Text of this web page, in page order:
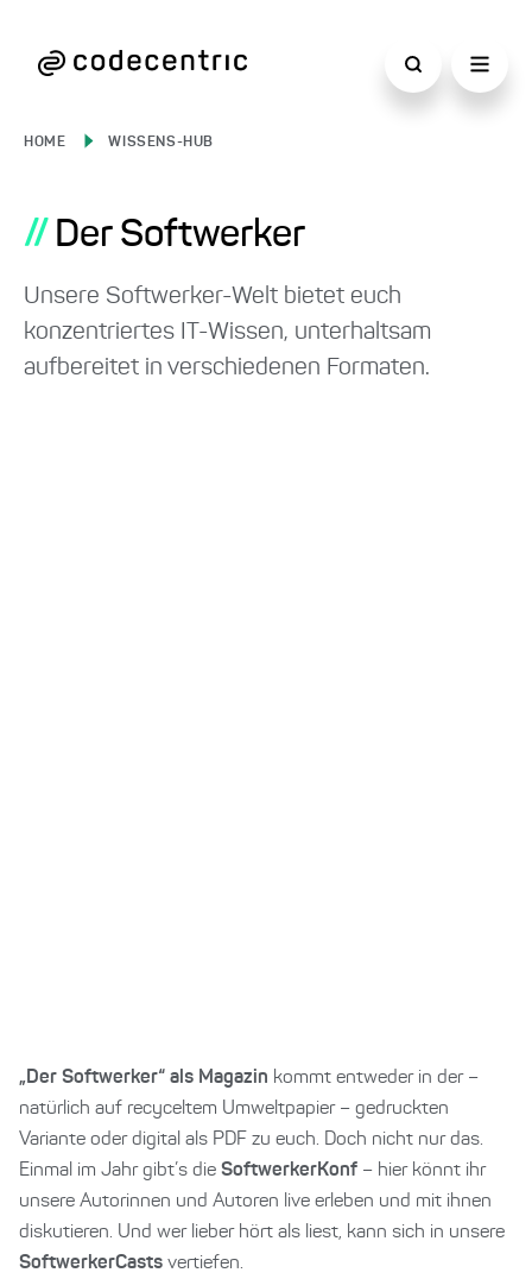
HOME WISSENS-HUB
// Der Softwerker
Unsere Softwerker-Welt bietet euch
konzentriertes IT-Wissen, unterhaltsam
aufbereitet in verschiedenen Formaten.
„Der Softwerker“ als Magazin kommt entweder in der –
natürlich auf recyceltem Umweltpapier – gedruckten
Variante oder digital als PDF zu euch. ⁠Doch nicht nur das.
Einmal im Jahr gibt’s die SoftwerkerKonf – hier könnt ihr
unsere Autorinnen und Autoren live erleben und mit ihnen
diskutieren. ⁠Und wer lieber hört als liest, kann sich in unsere
SoftwerkerCasts vertiefen.